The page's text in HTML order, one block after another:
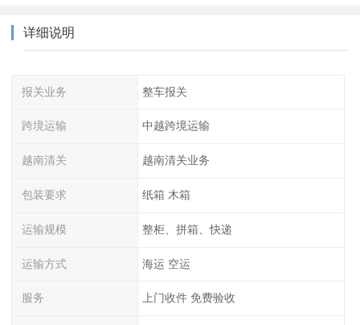
详细说明
报关业务 整车报关
跨境运输 中越跨境运输
越南清关 越南清关业务
包装要求 纸箱 木箱
运输规模 整柜、拼箱、快递
运输方式 海运 空运
服务 上门收件 免费验收